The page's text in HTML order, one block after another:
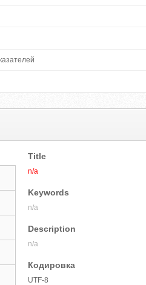
Title
n/a
Keywords
n/a
Description
n/a
Кодировка
UTF-8